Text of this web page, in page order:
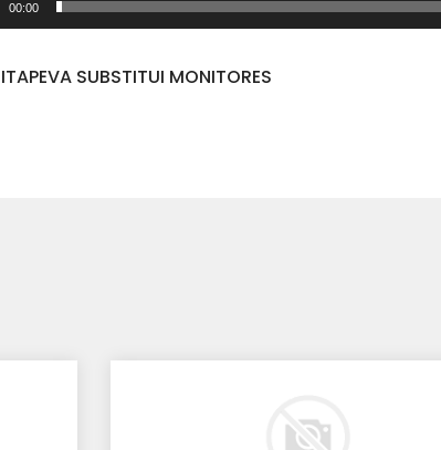
00:00
SUBSTITUI MONITORES